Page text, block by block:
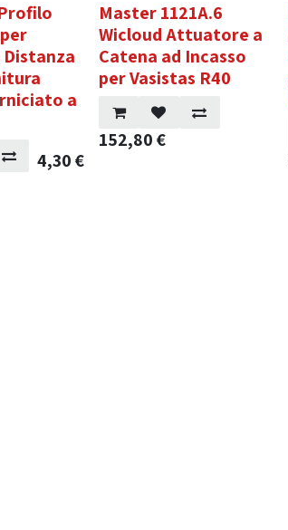
Distanza
a
4,30€
Master 1121A.6
Wicloud Attuatore a
Catena ad Incasso
per Vasistas R40
152,80€